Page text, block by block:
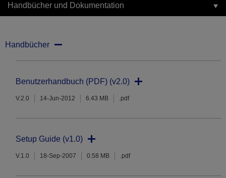
Handbücher und Dokumentation
Handbücher
Benutzerhandbuch (PDF) (v2.0)
V.2.0 14-Jun-2012 6.43 MB .pdf
Setup Guide (v1.0)
V.1.0 18-Sep-2007 0.58 MB .pdf